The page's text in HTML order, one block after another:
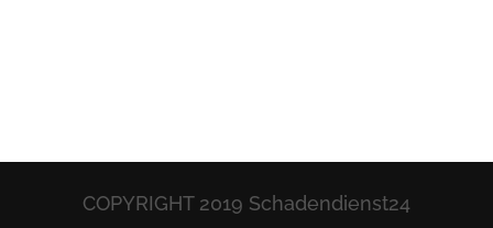
COPYRIGHT 2019 Schadendienst24